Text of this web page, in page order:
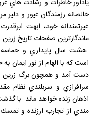
يادآور خاطرات و رشادت هاي
خالصانه رزمندگان غيور و
غيرتمندانه خود، ابهت
ماندگارترين صفحات تاريخ
هشت سال پايداري و
است كه با الهام از نور ايمان
دست آمد و همچون برگ زرين و
سرافرازي و سربلندي نظام
اذهان زنده خواهد ماند. با
مندي از تجارب ارزنده و